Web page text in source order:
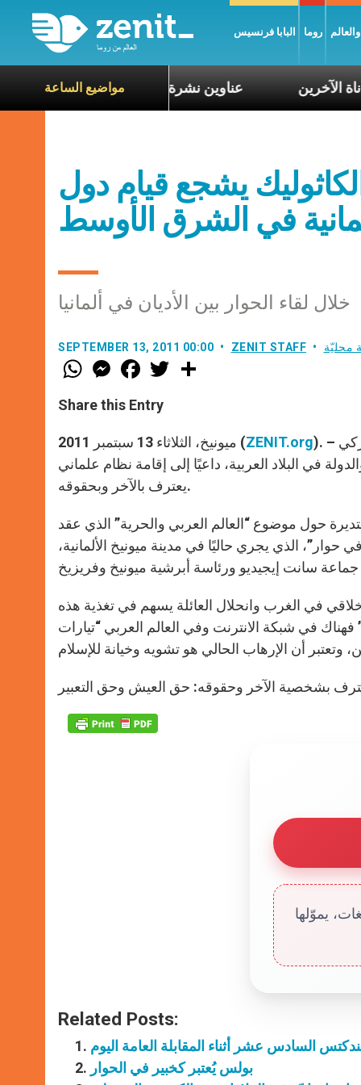
البابا فرنسيس روما
مواضيع الساعة
عناوين نشرة يوم الجمعة 7 آب 2026: السلام يُبنى بصبر يومًا بعد يوم مع معاناة الآخرين
يشجع قيام دول
في الشرق الأوسط
خلال لقاء الحوار بين الأديان في ألمانيا
SEPTEMBER 13, 2011 00:00 ZENIT STAFF محليّة
W
h
t
s
p
p
M
e
s
e
g
e
r
F
a
e
b
o
k
w
r
Share this Entry
ميونيخ، الثلاثاء 13 سبتمبر 2011 (ZENIT.org). – تمنى المونسينيور باسيليوس جرجس قس موسى، النائب البطريركي
في البلاد العربية، داعيًا إلى إقامة نظام علماني
يعترف بالآخر وبحقوقه.
حول موضوع “العالم العربي والحرية” الذي عقد
حوار”، الذي يجري حاليًا في مدينة ميونيخ الألمانية،
في الغرب وانحلال العائلة يسهم في تغذية هذه
فهناك في شبكة الانترنت وفي العالم العربي “تيارات
يموّلها
Related Posts:
السادس عشر أثناء المقابلة العامة اليوم
بولس يُعتبر كخبير في الحوار